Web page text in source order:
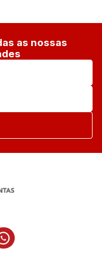
as nossas